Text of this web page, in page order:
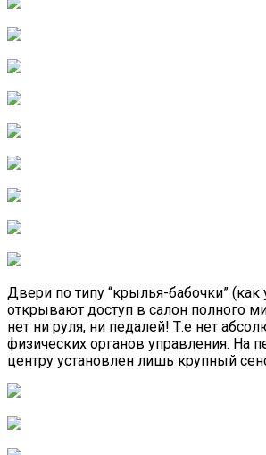
Двери по типу “крылья-бабочки” (как
открывают доступ в салон полного
нет ни руля, ни педалей! Т.е нет
физических органов управления. На
центру установлен лишь крупный